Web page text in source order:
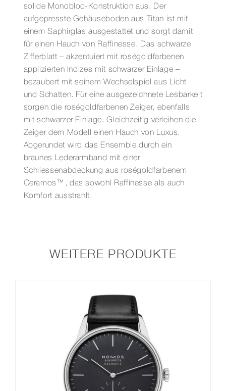
solide Monobloc-Konstruktion aus. Der
aufgepresste Gehäuseboden aus Titan ist mit
einem Saphirglas ausgestattet und sorgt damit
für einen Hauch von Raffinesse. Das schwarze
Zifferblatt – akzentuiert mit roségoldfarbenen
applizierten Indizes mit schwarzer Einlage –
bezaubert mit seinem Wechselspiel aus Licht
und Schatten. Für eine ausgezeichnete Lesbarkeit
sorgen die roségoldfarbenen Zeiger, ebenfalls
mit schwarzer Einlage. Gleichzeitig verleihen die
Zeiger dem Modell einen Hauch von Luxus.
Abgerundet wird das Ensemble durch ein
braunes Lederarmband mit einer
Schliessenabdeckung aus roségoldfarbenem
Ceramos™, das sowohl Raffinesse als auch
Komfort ausstrahlt.
WEITERE PRODUKTE